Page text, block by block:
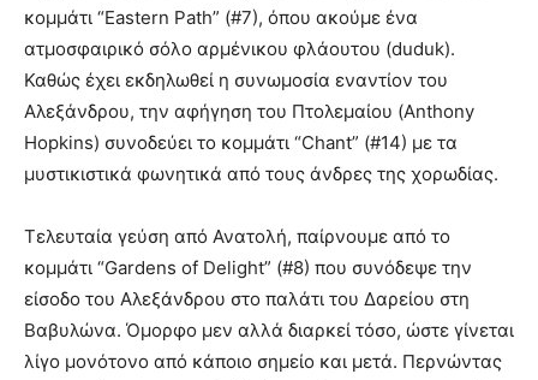
κομμάτι “Eastern Path” (#7), όπου ακούμε ένα
ατμοσφαιρικό σόλο αρμένικου φλάουτου (duduk).
Καθώς έχει εκδηλωθεί η συνωμοσία εναντίον του
Αλεξάνδρου, την αφήγηση του Πτολεμαίου (Anthony
Hopkins) συνοδεύει το κομμάτι “Chant” (#14) με τα
μυστικιστικά φωνητικά από τους άνδρες της χορωδίας.
Τελευταία γεύση από Ανατολή, παίρνουμε από το
κομμάτι “Gardens of Delight” (#8) που συνόδεψε την
είσοδο του Αλεξάνδρου στο παλάτι του Δαρείου στη
Βαβυλώνα. Όμορφο μεν αλλά διαρκεί τόσο, ώστε γίνεται
λίγο μονότονο από κάποιο σημείο και μετά. Περνώντας